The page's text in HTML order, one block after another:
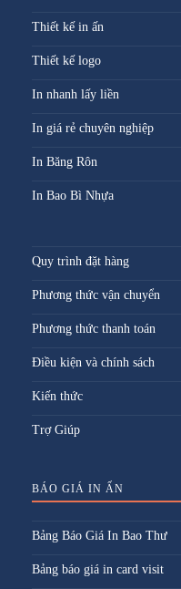
Thiết kế in ấn
Thiết kế logo
In nhanh lấy liền
In giá rẻ chuyên nghiệp
In Băng Rôn
In Bao Bì Nhựa
Quy trình đặt hàng
Phương thức vận chuyển
Phương thức thanh toán
Điều kiện và chính sách
Kiến thức
Trợ Giúp
BÁO GIÁ IN ẤN
Bảng Báo Giá In Bao Thư
Bảng báo giá in card visit